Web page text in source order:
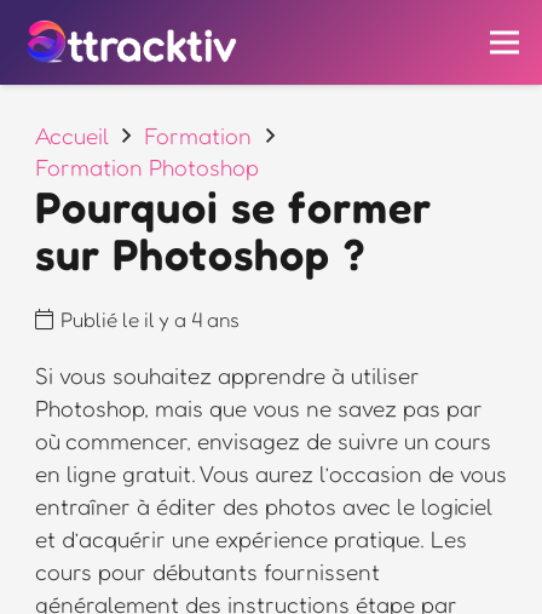
Accueil
Formation
Formation Photoshop
Pourquoi se former
sur Photoshop ?
Publié le il y a 4 ans
Si vous souhaitez apprendre à utiliser
Photoshop, mais que vous ne savez pas par
où commencer, envisagez de suivre un cours
en ligne gratuit. Vous aurez l’occasion de vous
entraîner à éditer des photos avec le logiciel
et d’acquérir une expérience pratique. Les
cours pour débutants fournissent
généralement des instructions étape par